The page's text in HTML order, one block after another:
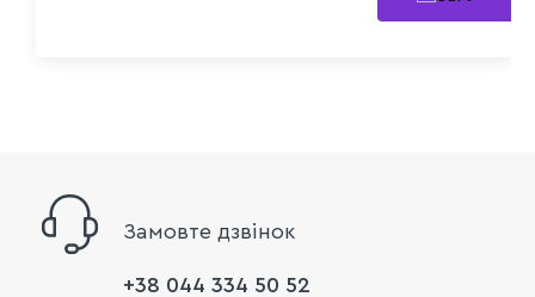
Замовте дзвінок
+38 044 334 50 52